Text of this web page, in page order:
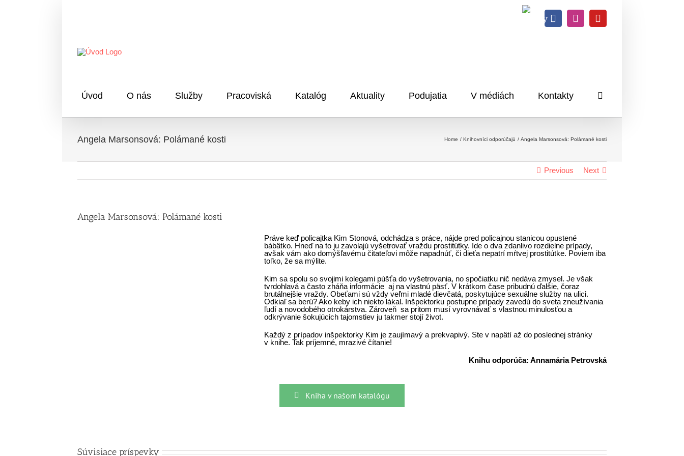
KnihyFacebookInstagramYouTube
Úvod O nás Služby Pracoviská Katalóg Aktuality Podujatia V médiách Kontakty
Angela Marsonsová: Polámané kosti Home Knihovníci odporúčajú Angela Marsonsová: Polámané kosti
Previous Next
Angela Marsonsová: Polámané kosti
Práve keď policajtka Kim Stonová, odchádza s práce, nájde pred policajnou stanicou opustené
bábätko. Hneď na to ju zavolajú vyšetrovať vraždu prostitútky. Ide o dva zdanlivo rozdielne prípady,
avšak vám ako domýšľavému čitateľovi môže napadnúť, či dieťa nepatrí mŕtvej prostitútke. Poviem iba
toľko, že sa mýlite.
Kim sa spolu so svojimi kolegami púšťa do vyšetrovania, no spočiatku nič nedáva zmysel. Je však
tvrdohlavá a často zháňa informácie aj na vlastnú päsť. V krátkom čase pribudnú ďalšie, čoraz
brutálnejšie vraždy. Obeťami sú vždy veľmi mladé dievčatá, poskytujúce sexuálne služby na ulici.
Odkiaľ sa berú? Ako keby ich niekto lákal. Inšpektorku postupne prípady zavedú do sveta zneužívania
ľudí a novodobého otrokárstva. Zároveň sa pritom musí vyrovnávať s vlastnou minulosťou a
odkrývanie šokujúcich tajomstiev ju takmer stojí život.
Každý z prípadov inšpektorky Kim je zaujímavý a prekvapivý. Ste v napätí až do poslednej stránky
v knihe. Tak príjemné, mrazivé čítanie!
Knihu odporúča: Annamária Petrovská
Kniha v našom katalógu
Súvisiace príspevky